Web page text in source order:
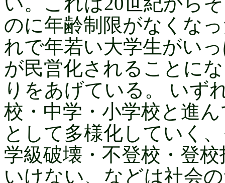
のに年齢制限がなくな
れで年若い大学生がい
が民営化されることに
りをあげている。 いず
校・中学・小学校と進
として多様化していく
学級破壊・不登校・登
いけない、などは社会